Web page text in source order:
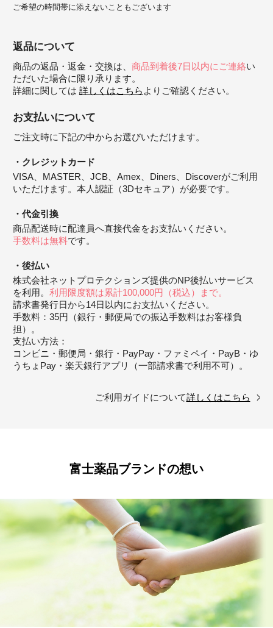
ご希望の時間帯に添えないこともございます
返品について
商品の返品・返金・交換は、 商品到着後7日以内にご連絡い
ただいた場合に限り承ります。
詳細に関しては 詳しくはこちら よりご確認ください。
お支払いについて
ご注文時に下記の中からお選びいただけます。
クレジットカード
VISA、MASTER、JCB、Amex、Diners、Discoverがご利用
いただけます。本人認証（3Dセキュア）が必要です。
代金引換
商品配送時に配達員へ直接代金をお支払いください。
手数料は無料です。
後払い
株式会社ネットプロテクションズ提供のNP後払いサービス
を利用。 利用限度額は累計100,000円（税込）まで。
請求書発行日から14日以内にお支払いください。
手数料：35円（銀行・郵便局での振込手数料はお客様負
担）。
支払い方法：
コンビニ・郵便局・銀行・PayPay・ファミペイ・PayB・ゆ
うちょPay・楽天銀行アプリ（一部請求書で利用不可）。
ご利用ガイドについて詳しくはこちら
富士薬品ブランドの想い